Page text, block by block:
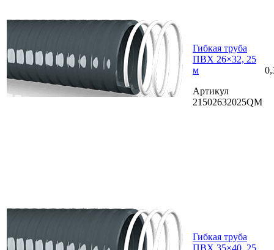
Гибкая труба
ПВХ 26×32, 25
м
Артикул
21502632025QM
Гибкая труба
ПВХ 35×40, 25